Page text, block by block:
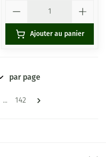
Ajouter au panier
Pages
actuellement la page
... Page
142
par page